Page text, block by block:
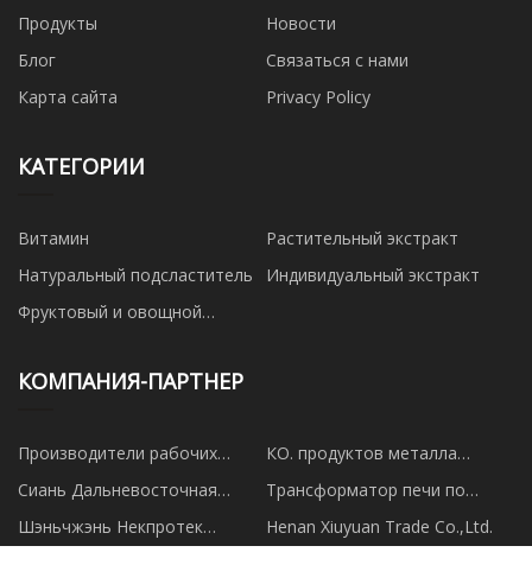
Продукты
Новости
Блог
Связаться с нами
Карта сайта
Privacy Policy
КАТЕГОРИИ
Витамин
Растительный экстракт
Натуральный подсластитель
Индивидуальный экстракт
Фруктовый и овощной
КОМПАНИЯ-ПАРТНЕР
Производители рабочих
станций для автоматического
КО. продуктов металла
Хайнин Сиуте, Лтд.
Сиань Дальневосточная
промышленность&Trade Co.,
Ltd
Трансформатор печи по
индивидуальному заказу
Шэньчжэнь Некпротек
Henan Xiuyuan Trade Co.,Ltd.